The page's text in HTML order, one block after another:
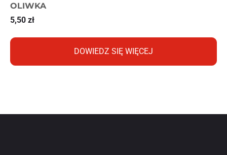
OLIWKA
5,50 zł
DOWIEDZ SIĘ WIĘCEJ